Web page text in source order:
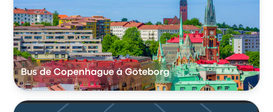
Bus de Copenhague à Göteborg